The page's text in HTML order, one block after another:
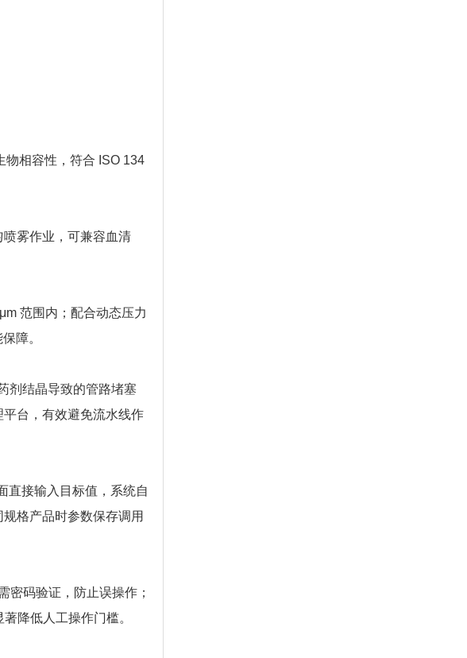
物相容性，符合 ISO 134
雾作业，可兼容血清
范围内；配合动态压力
障。​
剂结晶导致的管路堵塞
平台，有效避免流水线作
直接输入目标值，系统自
格产品时参数保存调用
密码验证，防止误操作；
降低人工操作门槛。​